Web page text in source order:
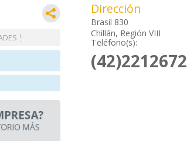
Dirección
Brasil 830
Chillán, Región VIII
Teléfono(s):
(42)2212672